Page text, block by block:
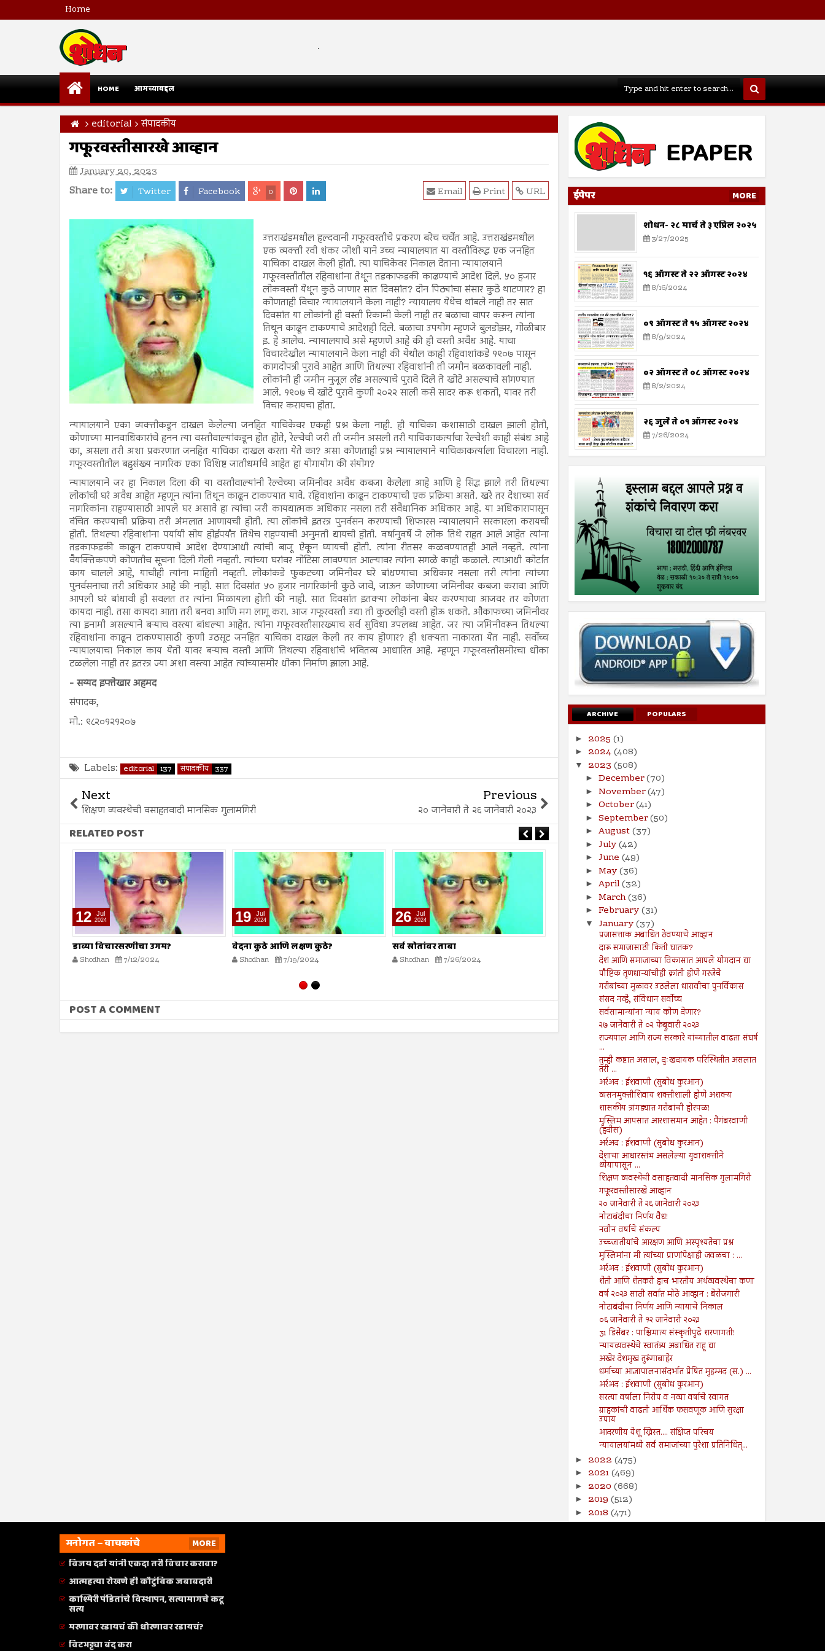
Home
.
HOME आमच्याबद्दल
editorial संपादकीय
गफूरवस्तीसारखे आव्हान
January 20, 2023
Share to: Twitter Facebook 0 URL
Print
Email
उत्तराखंडमधील हल्दवानी गफूरवस्तीचे प्रकरण बरेच चर्चेत आहे. उत्तराखंडमधील
एक व्यक्ती रवी शंकर जोशी याने उच्च न्यायालयात या वस्तीविरुद्ध एक जनहित
याचिका दाखल केली होती. त्या याचिकेवर निकाल देताना न्यायालयाने
गफूरवस्तीतील रहिवाशांना तेथून तडकाफडकी काढण्याचे आदेश दिले. ५० हजार
लोकवस्ती येथून कुठे जाणार सात दिवसांत? दोन पिठ्यांचा संसार कुठे थाटणार? हा
कोणताही विचार न्यायालयाने केला नाही? न्यायालय येथेच थांबले नाही तर सात
दिवसांत या लोकांनी ही वस्ती रिकामी केली नाही तर बळाचा वापर करून त्यांना
तिथून काढून टाकण्याचे आदेशही दिले. बळाचा उपयोग म्हणजे बुलडोझर, गोळीबार
इ. हे आलेच. न्यायालयाचे असे म्हणणे आहे की ही वस्ती अवैध आहे. याचा
विचारदेखील न्यायालयाने केला नाही की येथील काही रहिवाशांकडे १९०७ पासून
कागदोपत्री पुरावे आहेत आणि तिथल्या रहिवाशांनी ती जमीन बळकावली नाही.
लोकांनी ही जमीन नुजूल लँड असल्याचे पुरावे दिले ते खोटे असल्याचे सांगण्यात
आले. १९०७ चे खोटे पुरावे कुणी २०२२ साली कसे सादर करू शकतो, यावर तरी
विचार करायचा होता.
न्यायालयाने एका व्यक्तीकडून दाखल केलेल्या जनहित याचिकेवर एकही प्रश्न केला नाही. ही याचिका कशासाठी दाखल झाली होती,
कोणाच्या मानवाधिकारांचे हनन त्या वस्तीवाल्यांकडून होत होते, रेल्वेची जरी ती जमीन असली तरी याचिकाकर्त्याचा रेल्वेशी काही संबंध आहे
का, असला तरी अशा प्रकरणात जनहित याचिका दाखल करता येते का? असा कोणताही प्रश्न न्यायालयाने याचिकाकर्त्याला विचारला नाही.
गफूरवस्तीतील बहुसंख्य नागरिक एका विशिष्ट जातीधर्माचे आहेत हा योगायोग की संयोग?
न्यायालयाने जर हा निकाल दिला की या वस्तीवाल्यांनी रेल्वेच्या जमिनीवर अवैध कबजा केलेला आहे आणि हे सिद्ध झाले तरी तिथल्या
लोकांची घरं अवैध आहेत म्हणून त्यांना तिथून काढून टाकण्यात यावे. रहिवाशांना काढून टाकण्याची एक प्रक्रिया असते. खरे तर देशाच्या सर्व
नागरिकांना राहण्यासाठी आपले घर असावे हा त्यांचा जरी कायद्यात्मक अधिकार नसला तरी संवैधानिक अधिकार आहे. या अधिकारापासून
वंचित करण्याची प्रक्रिया तरी अंमलात आणायची होती. त्या लोकांचे इतरत्र पुनर्वसन करण्याची शिफारस न्यायालयाने सरकारला करायची
होती. तिथल्या रहिवाशांना पर्यायी सोय होईपर्यंत तिथेच राहण्याची अनुमती द्यायची होती. वर्षानुवर्षे जे लोक तिथे राहत आले आहेत त्यांना
तडकाफडकी काढून टाकण्याचे आदेश देण्याआधी त्यांची बाजू ऐकून घ्यायची होती. त्यांना रीतसर कळवण्यातही आले नव्हते. त्यांना
वैयक्तिकपणे कोणतीच सूचना दिली गेली नव्हती. त्यांच्या घरांवर नोटिसा लावण्यात आल्यावर त्यांना सगळे काही कळाले. त्याआधी कोर्टात
काय चालले आहे, याचीही त्यांना माहिती नव्हती. लोकांकडे फुकटच्या जमिनीवर घरे बांधण्याचा अधिकार नसला तरी त्यांना त्यांच्या
पुनर्वसनाचा तरी अधिकार आहे की नाही. सात दिवसांत ५० हजार नागरिकांनी कुठे जावे, जाऊन कोणाच्या जमिनीवर कबजा करावा आणि
आपली घरं बांधावी ही सवलत तर त्यांना मिळायला होती की नाही. सात दिवसांत इतक्या लोकांना बेघर करण्याचा आजवर तर कोणता
कायदा नाही. तसा कायदा आता तरी बनवा आणि मग लागू करा. आज गफूरवस्ती उद्या ती कुठलीही वस्ती होऊ शकते. औकाफच्या जमिनीवर
त्या इनामी असल्याने बऱ्याच वस्त्या बांधल्या आहेत. त्यांना गफूरवस्तीसारख्याच सर्व सुविधा उपलब्ध आहेत. जर त्या जमिनीवरून तिथल्या
रहिवाशांना काढून टाकण्यासाठी कुणी उठसूट जनहित याचिका दाखल केली तर काय होणार? ही शक्यता नाकारता येत नाही. सर्वोच्च
न्यायालयाचा निकाल काय येतो यावर बऱ्याच वस्ती आणि तिथल्या रहिवाशांचे भवितव्य आधारित आहे. म्हणून गफूरवस्तीसमोरचा धोका
टळलेला नाही तर इतरत्र ज्या अशा वस्त्या आहेत त्यांच्यासमोर धोका निर्माण झाला आहे.
- सय्यद इफ्तेखार अहमद
संपादक,
मो.: ९८२०१२१२०७
Labels: editorial 137 संपादकीय 337
Next
शिक्षण व्यवस्थेची वसाहतवादी मानसिक गुलामगिरी
Previous
२० जानेवारी ते २६ जानेवारी २०२३
RELATED POST
19 Jul
2024
वेदना कुठे आणि लक्षण कुठे?
Shodhan 7/19/2024
26 Jul
2024
सर्व स्रोतांवर ताबा
Shodhan 7/26/2024
02 Aug
2024
हलवा तयार करणारे आणि खाणारे...
Shodhan 8/2/2024
मुहम्मद यूनुस धगधगत्या बांग्लादेशाची धुरा
8/9/2024
Shodhan
POST A COMMENT
ईपेपर MORE
शोधन- २८ मार्च ते ३ एप्रिल २०२५
3/27/2025
१६ ऑगस्ट ते २२ ऑगस्ट २०२४
8/16/2024
०९ ऑगस्ट ते १५ ऑगस्ट २०२४
8/9/2024
०२ ऑगस्ट ते ०८ ऑगस्ट २०२४
8/2/2024
२६ जुलै ते ०१ ऑगस्ट २०२४
7/26/2024
ARCHIVE POPULARS
► 2025 (1)
► 2024(408)
▼ 2023 (508)
► December(70)
► November(47)
► October(41)
► September(50)
► August(37)
► July(42)
► June (49)
► May(36)
► April(32)
► March(36)
► February(31)
▼ January(37)
प्रजासत्ताक अबाधित ठेवण्याचे आव्हान
दारू समाजासाठी किती घातक?
देश आणि समाजाच्या विकासात आपले योगदान द्या
पौष्टिक तृणधान्यांचीही क्रांती होणे गरजेचे
गरीबांच्या मुळावर उठलेला धारावीचा पुनर्विकास
संसद नव्हे, संविधान सर्वोच्च
सर्वसामान्यांना न्याय कोण देणार?
२७ जानेवारी ते ०२ फेब्रुवारी २०२३
राज्यपाल आणि राज्य सरकारे यांच्यातील वाढता संघर्ष
...
तुम्ही कष्टात असाल, दुःखदायक परिस्थितीत असलात
तरी ...
अर्रअद : ईशवाणी (सुबोध कुरआन)
व्यसनमुक्तीशिवाय शक्तीशाली होणे अशक्य
शासकीय त्रांगड्यात गरीबांची होरपळ!
मुस्लिम आपसात आरशासमान आहेत : पैगंबरवाणी
(हदीस)
अर्रअद : ईशवाणी (सुबोध कुरआन)
देशाचा आधारस्तंभ असलेल्या युवाशक्तीने
ध्येयापासून ...
शिक्षण व्यवस्थेची वसाहतवादी मानसिक गुलामगिरी
गफूरवस्तीसारखे आव्हान
२० जानेवारी ते २६ जानेवारी २०२३
नोटाबंदीचा निर्णय वैध!
नवीन वर्षाचे संकल्प
उच्च्जातीयांचे आरक्षण आणि अस्पृश्यतेचा प्रश्न
मुस्लिमांना मी त्यांच्या प्राणांपेक्षाही जवळचा : ...
अर्रअद : ईशवाणी (सुबोध कुरआन)
शेती आणि शेतकरी हाच भारतीय अर्थव्यवस्थेचा कणा
वर्ष २०२३ साठी सर्वांत मोठे आव्हान : बेरोजगारी
नोटाबंदीचा निर्णय आणि न्यायाचे निकाल
०६ जानेवारी ते १२ जानेवारी २०२३
31 डिसेंबर : पाश्चिमात्य संस्कृतीपुढे शरणागती!
न्यायव्यवस्थेचे स्वातंत्र्य अबाधित राहू द्या
अखेर देशमुख तुरूंगाबाहेर
धर्माच्या आज्ञापालनासंदर्भात प्रेषित मुहम्मद (स.) ...
अर्रअद : ईशवाणी (सुबोध कुरआन)
सरत्या वर्षाला निरोप व नव्या वर्षाचे स्वागत
ग्राहकांची वाढती आर्थिक फसवणूक आणि सुरक्षा
उपाय
आदरणीय येशू ख्रिस्त.... संक्षिप्त परिचय
न्यायालयांमध्ये सर्व समाजांच्या पुरेशा प्रतिनिधित्...
► 2022 (475)
► 2021(469)
► 2020 (668)
► 2019 (512)
► 2018 (471)
►2017(141)
मनोगत – वाचकांचे
MORE
विजय दर्डा यांनी एकदा तरी विचार करावा?
आत्महत्या रोखणे ही कौटुंबिक जबाबदारी
काश्मिरी पंडितांचे विस्थापन, सत्यामागचे कटू
सत्य
मरणावर रडायचं की धोरणावर रडायचं?
विटभट्ट्या बंद करा